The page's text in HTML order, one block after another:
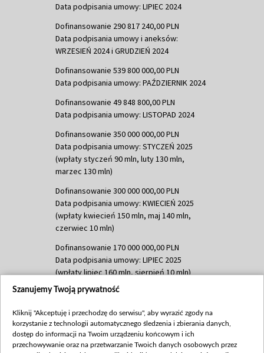
Data podpisania umowy: LIPIEC 2024
Dofinansowanie 290 817 240,00 PLN
Data podpisania umowy i aneksów:
WRZESIEŃ 2024 i GRUDZIEŃ 2024
Dofinansowanie 539 800 000,00 PLN
Data podpisania umowy: PAŹDZIERNIK 2024
Dofinansowanie 49 848 800,00 PLN
Data podpisania umowy: LISTOPAD 2024
Dofinansowanie 350 000 000,00 PLN
Data podpisania umowy: STYCZEŃ 2025
(wpłaty styczeń 90 mln, luty 130 mln,
marzec 130 mln)
Dofinansowanie 300 000 000,00 PLN
Data podpisania umowy: KWIECIEŃ 2025
(wpłaty kwiecień 150 mln, maj 140 mln,
czerwiec 10 mln)
Dofinansowanie 170 000 000,00 PLN
Data podpisania umowy: LIPIEC 2025
(wpłaty lipiec 160 mln, sierpień 10 mln)
Dofinansowanie 60 000 000,00 PLN
(wpłata wrzesień 60 mln)
Dofinansowanie 635 783 051,21 PLN
Data podpisania umowy: WRZESIEŃ 2025
Szanujemy Twoją prywatność
Kliknij "Akceptuję i przechodzę do serwisu", aby wyrazić zgody na
korzystanie z technologii automatycznego śledzenia i zbierania danych,
dostęp do informacji na Twoim urządzeniu końcowym i ich
przechowywanie oraz na przetwarzanie Twoich danych osobowych przez